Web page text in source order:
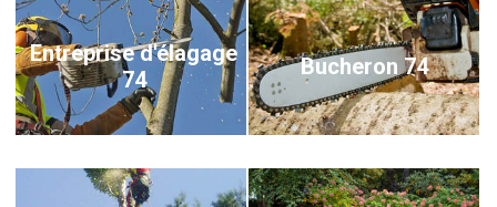
Entreprise d'élagage
74
Bucheron 74